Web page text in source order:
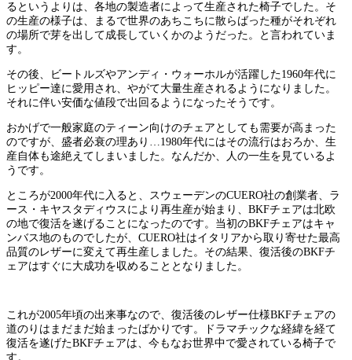
るというよりは、各地の製造者によって生産された椅子でした。そ
の生産の様子は、まるで世界のあちこちに散らばった種がそれぞれ
の場所で芽を出して成長していくかのようだった。と言われていま
す。
その後、ビートルズやアンディ・ウォーホルが活躍した1960年代に
ヒッピー達に愛用され、やがて大量生産されるようになりました。
それに伴い安価な値段で出回るようになったそうです。
おかげで一般家庭のティーン向けのチェアとしても需要が高まった
のですが、盛者必衰の理あり…1980年代にはその流行はおろか、生
産自体も途絶えてしまいました。なんだか、人の一生を見ているよ
うです。
ところが2000年代に入ると、スウェーデンのCUERO社の創業者、ラ
ース・キヤスタディウスにより再生産が始まり、BKFチェアは北欧
の地で復活を遂げることになったのです。当初のBKFチェアはキャ
ンバス地のものでしたが、CUERO社はイタリアから取り寄せた最高
品質のレザーに変えて再生産しました。その結果、復活後のBKFチ
ェアはすぐに大成功を収めることとなりました。
これが2005年頃の出来事なので、復活後のレザー仕様BKFチェアの
道のりはまだまだ始まったばかりです。ドラマチックな経緯を経て
復活を遂げたBKFチェアは、今もなお世界中で愛されている椅子で
す。